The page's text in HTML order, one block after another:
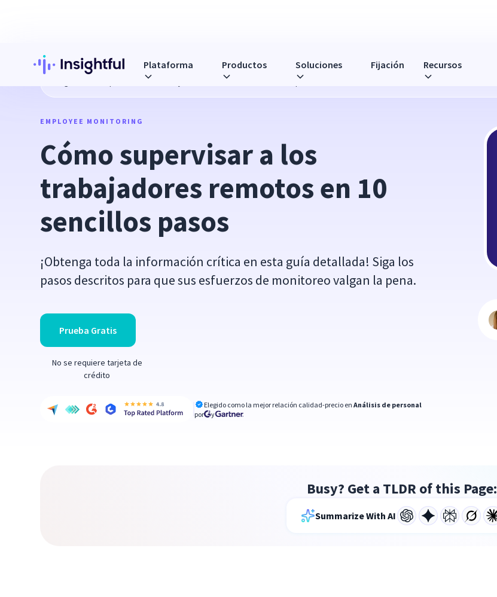
Plataforma Productos Soluciones Fijación Recursos
Cómo supervisar a los trabajadores remotos en 10 sencillos pasos
EMPLOYEE MONITORING
Cómo supervisar a los
trabajadores remotos en 10
sencillos pasos
¡Obtenga toda la información crítica en esta guía detallada! Siga los
pasos descritos para que sus esfuerzos de monitoreo valgan la pena.
Prueba Gratis
No se requiere tarjeta de
crédito
Elegido como la mejor relación calidad-precio enAnálisis de personal
por
y
Busy? Get a TLDR of this Page:
Summarize With AI